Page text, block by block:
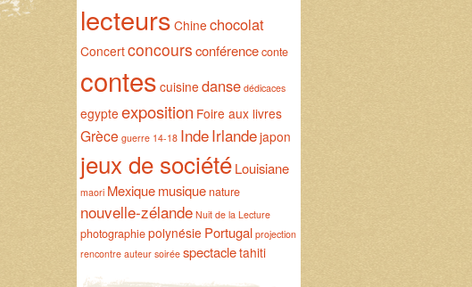
lecteurs Chine chocolat
Concertconcoursconférenceconte
contes cuisine danse dédicaces
egypte exposition Foire aux livres
Grèce guerre 14-18 IndeIrlandejapon
jeux de société Louisiane
maori Mexique musiquenature
nouvelle-zélande Nuit de la Lecture
photographiepolynésie Portugal projection
rencontre auteur soirée spectacletahiti